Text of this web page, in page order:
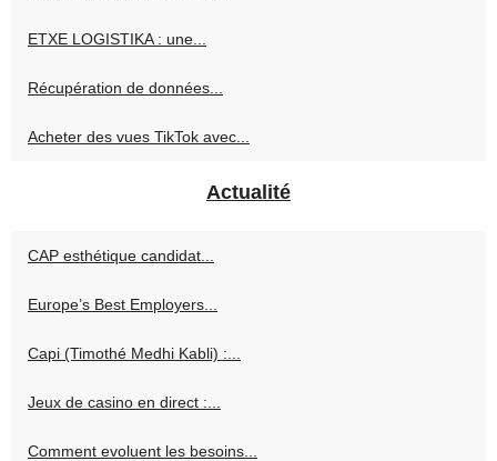
ETXE LOGISTIKA : une...
Récupération de données...
Acheter des vues TikTok avec...
Actualité
CAP esthétique candidat...
Europe’s Best Employers...
Capi (Timothé Medhi Kabli) :...
Jeux de casino en direct :...
Comment evoluent les besoins...